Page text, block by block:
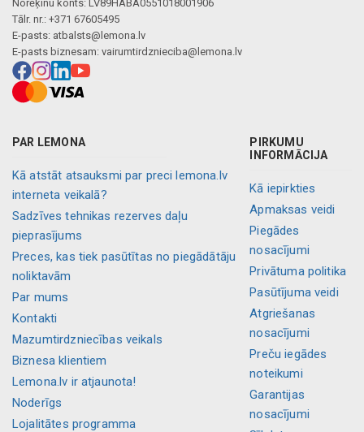
Norēķinu konts: LV89HABA0551018001906
Tālr. nr.: +371 67605495
E-pasts: atbalsts@lemona.lv
E-pasts biznesam: vairumtirdznieciba@lemona.lv
PAR LEMONA
Kā atstāt atsauksmi par preci lemona.lv
interneta veikalā?
Sadzīves tehnikas rezerves daļu
pieprasījums
Preces, kas tiek pasūtītas no piegādātāju
noliktavām
Par mums
Kontakti
Mazumtirdzniecības veikals
Biznesa klientiem
Lemona.lv ir atjaunota!
Noderīgs
Lojalitātes programma
PIRKUMU
INFORMĀCIJA
Kā iepirkties
Apmaksas veidi
Piegādes
nosacījumi
Privātuma politika
Pasūtījuma veidi
Atgriešanas
nosacījumi
Preču iegādes
noteikumi
Garantijas
nosacījumi